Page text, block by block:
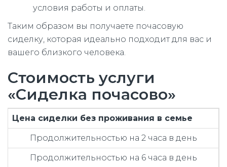
условия работы и оплаты.
Таким образом вы получаете почасовую
сиделку, которая идеально подходит для вас и
вашего близкого человека.
Стоимость услуги
«Сиделка почасово»
Цена сиделки без проживания в семье
Продолжительностью на 2 часа в день
Продолжительностью на 6 часа в день